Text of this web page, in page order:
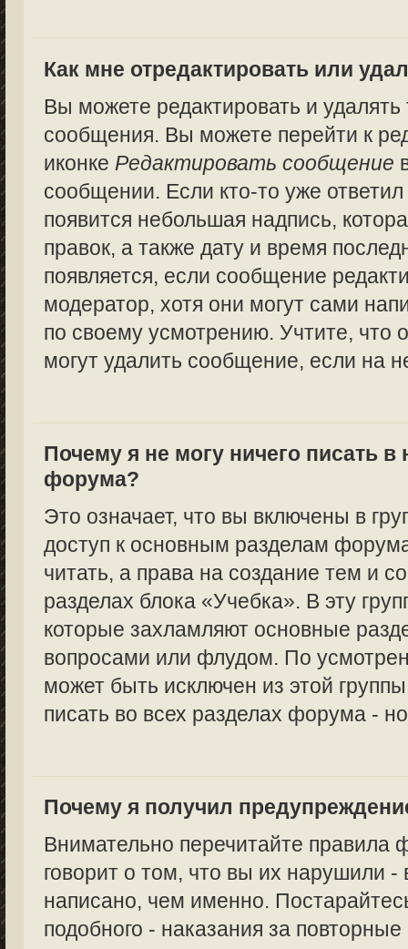
Как мне отредактировать или
Вы можете редактировать и
сообщения. Вы можете перейти к
иконке Редактировать сообщение
сообщении. Если кто-то уже
появится небольшая надпись,
правок, а также дату и время
появляется, если сообщение
модератор, хотя они могут сами
по своему усмотрению. Учтите, что
могут удалить сообщение, если на
Почему я не могу ничего писать в
форума?
Это означает, что вы включены в
доступ к основным разделам
читать, а права на создание тем и
разделах блока «Учебка». В эту
которые захламляют основные
вопросами или флудом. По
может быть исключен из этой
писать во всех разделах форума -
Почему я получил
Внимательно перечитайте
говорит о том, что вы их нарушили -
написано, чем именно.
подобного - наказания за